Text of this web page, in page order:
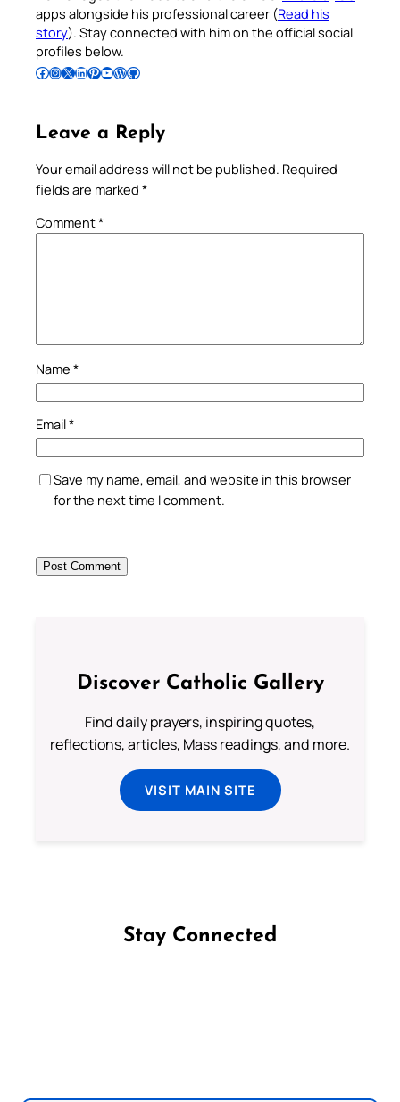
apps alongside his professional career (Read his
story). Stay connected with him on the official social
profiles below.
Follow Pradeep on Facebook Follow Pradeep on InstagramFollow Pradeep on X Follow Pradeep on LinkedIn Follow Pradeep on Pinterest Subscribe to Pradeep’s Youtube Channel Follow Pradeep on WordPress Follow Pradeep on GitHub
Leave a Reply
Your email address will not be published. Required
fields are marked *
Comment*
Name *
Email*
Save my name, email, and website in this browser
for the next time I comment.
Discover Catholic Gallery
Find daily prayers, inspiring quotes,
reflections, articles, Mass readings, and more.
VISIT MAIN SITE
Stay Connected